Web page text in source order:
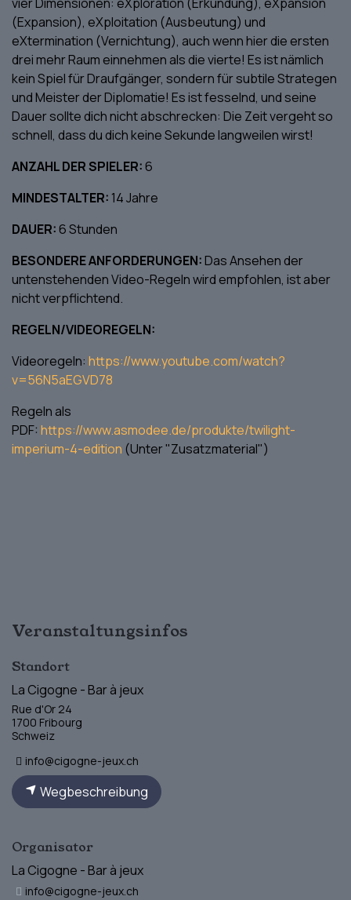
vier Dimensionen: eXploration (Erkundung), eXpansion
(Expansion), eXploitation (Ausbeutung) und
eXtermination (Vernichtung), auch wenn hier die ersten
drei mehr Raum einnehmen als die vierte! Es ist nämlich
kein Spiel für Draufgänger, sondern für subtile Strategen
und Meister der Diplomatie! Es ist fesselnd, und seine
Dauer sollte dich nicht abschrecken: Die Zeit vergeht so
schnell, dass du dich keine Sekunde langweilen wirst!
ANZAHL DER SPIELER:6
MINDESTALTER: 14 Jahre
DAUER:6 Stunden
BESONDERE ANFORDERUNGEN:Das Ansehen der
untenstehenden Video-Regeln wird empfohlen, ist aber
nicht verpflichtend.
REGELN/VIDEOREGELN:
Videoregeln: https://www.youtube.com/watch?
v=56N5aEGVD78
Regeln als
PDF: https://www.asmodee.de/produkte/twilight-
imperium-4-edition (Unter "Zusatzmaterial")
Veranstaltungsinfos
Standort
La Cigogne - Bar à jeux
Rue d'Or 24
1700 Fribourg
Schweiz
info@cigogne-jeux.ch
Wegbeschreibung
Organisator
La Cigogne - Bar à jeux
info@cigogne-jeux.ch